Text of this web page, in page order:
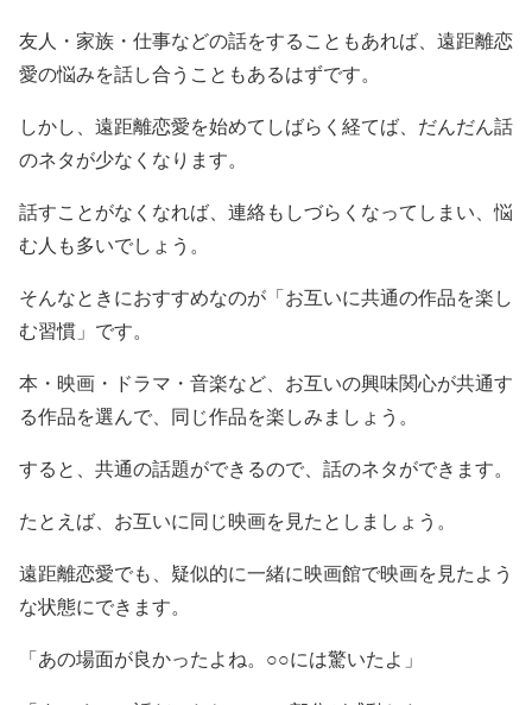
友人・家族・仕事などの話をすることもあれば、遠距離恋
愛の悩みを話し合うこともあるはずです。
しかし、遠距離恋愛を始めてしばらく経てば、だんだん話
のネタが少なくなります。
話すことがなくなれば、連絡もしづらくなってしまい、悩
む人も多いでしょう。
そんなときにおすすめなのが「お互いに共通の作品を楽し
む習慣」です。
本・映画・ドラマ・音楽など、お互いの興味関心が共通す
る作品を選んで、同じ作品を楽しみましょう。
すると、共通の話題ができるので、話のネタができます。
たとえば、お互いに同じ映画を見たとしましょう。
遠距離恋愛でも、疑似的に一緒に映画館で映画を見たよう
な状態にできます。
「あの場面が良かったよね。○○には驚いたよ」